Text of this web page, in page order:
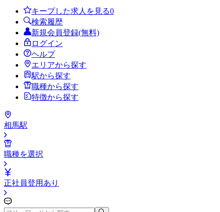
キープした求人を見る0
検索履歴
新規会員登録(無料)
ログイン
ヘルプ
エリアから探す
駅から探す
職種から探す
特徴から探す
相馬駅
職種を選択
正社員登用あり